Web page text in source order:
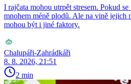
I rajčata mohou utrpět stresem. Pokud
mnohem méně plodů. Ale na vině jejich
mohou být i jiné faktory.
Chalupáři-Zahrádkáři
8. 8. 2026, 21:51
2 min